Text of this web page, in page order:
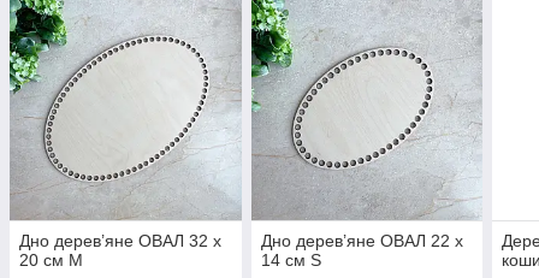
Дно дерев’яне ОВАЛ 32 х
20 см М
Дно дерев’яне ОВАЛ 22 х
14 см S